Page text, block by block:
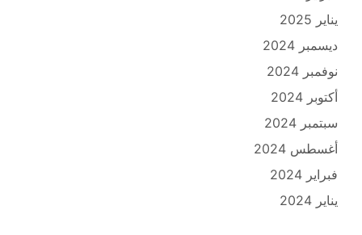
يناير 2025
ديسمبر 2024
نوفمبر 2024
أكتوبر 2024
سبتمبر 2024
أغسطس 2024
فبراير 2024
يناير 2024